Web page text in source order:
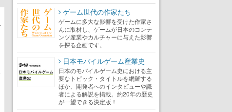
ゲーム世代の作家たち
ゲームに多大な影響を受けた作家さ
んに取材し、ゲームが日本のコンテ
ンツ産業やカルチャーに与えた影響
を探る企画です。
日本モバイルゲーム産業史
日本のモバイルゲーム史における主
要なトピック・タイトルを網羅する
ほか、開発者へのインタビューや識
者による解説を掲載。約20年の歴史
が一望できる決定版！